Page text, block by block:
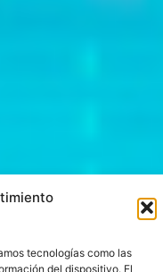
tecnologías como las
del dispositivo. El